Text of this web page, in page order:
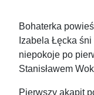
Bohaterka
Izabela Łęcka
niepokoje po
Stanisławem
Pierwszy akapit